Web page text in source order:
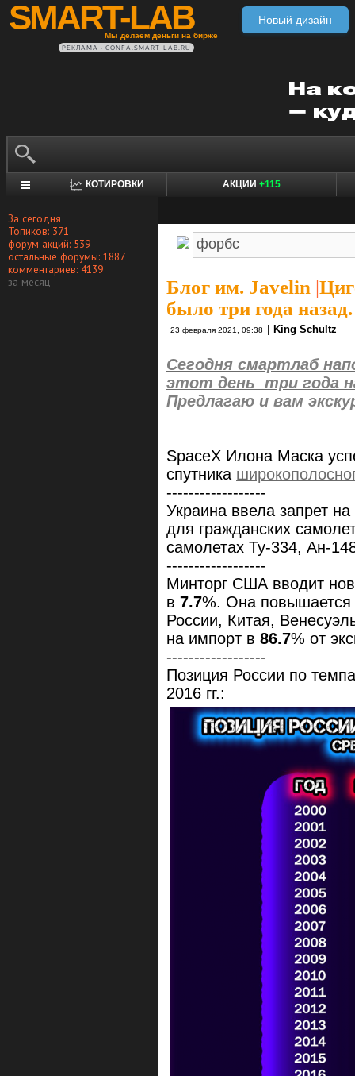
SMART-LAB
Мы делаем деньги на бирже
Новый дизайн
РЕКЛАМА • CONFA.SMART-LAB.RU
КОТИРОВКИ АКЦИИ +115
За сегодня
Топиков: 371
форум акций: 539
остальные форумы: 1887
комментариев: 4139
за месяц
Блог им. Javelin |
было три года назад.
23 февраля 2021, 09:38 King Schultz
Сегодня смартлаб
этот день три года
Предлагаю и вам
SpaceX Илона Маска
спутника
------------------
Украина ввела запрет
для гражданских
самолетах Ту-334, Ан-
------------------
Минторг США вводит
в 7.7%. Она
России, Китая,
на импорт в 86.7% от
------------------
Позиция России по
2016 гг.: